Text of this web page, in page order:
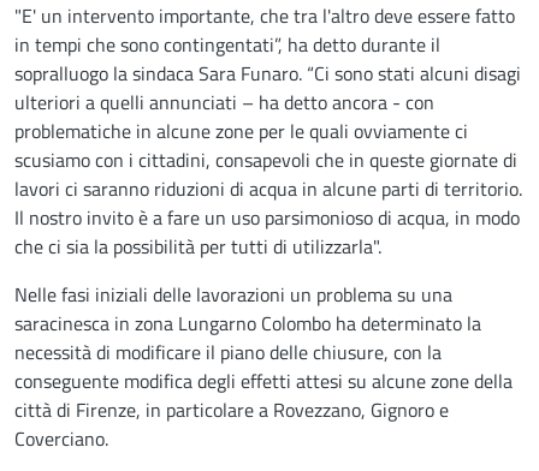
"E' un intervento importante, che tra l'altro deve essere fatto
in tempi che sono contingentati”, ha detto durante il
sopralluogo la sindaca Sara Funaro. “Ci sono stati alcuni disagi
ulteriori a quelli annunciati – ha detto ancora - con
problematiche in alcune zone per le quali ovviamente ci
scusiamo con i cittadini, consapevoli che in queste giornate di
lavori ci saranno riduzioni di acqua in alcune parti di territorio.
Il nostro invito è a fare un uso parsimonioso di acqua, in modo
che ci sia la possibilità per tutti di utilizzarla".
Nelle fasi iniziali delle lavorazioni un problema su una
saracinesca in zona Lungarno Colombo ha determinato la
necessità di modificare il piano delle chiusure, con la
conseguente modifica degli effetti attesi su alcune zone della
città di Firenze, in particolare a Rovezzano, Gignoro e
Coverciano.